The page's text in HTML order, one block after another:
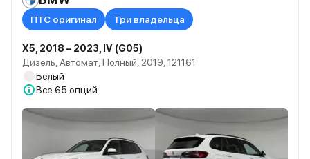
ПТС оригинал Три владельца
X5, 2018 – 2023, IV (G05)
Дизель, Автомат, Полный, 2019, 121161
Белый
Все 65 опций